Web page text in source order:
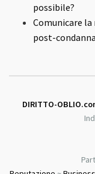
possibile?
Comunicare
post-condanna
DIRITTO-